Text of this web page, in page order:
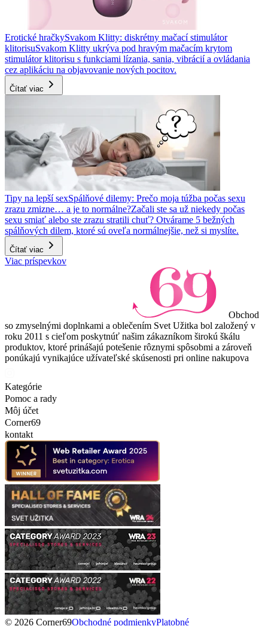
Erotické hračkySvakom Klitty: diskrétny mačací stimulátor
klitorisuSvakom Klitty ukrýva pod hravým mačacím krytom
stimulátor klitorisu s funkciami lízania, sania, vibrácií a ovládania
cez aplikáciu na objavovanie nových pocitov.
Čítať viac
Tipy na lepší sexSpálňové dilemy: Prečo moja túžba počas sexu
zrazu zmizne… a je to normálne?Začali ste sa už niekedy počas
sexu smiať alebo ste zrazu stratili chuť? Otvárame 5 bežných
spálňových dilem, ktoré sú oveľa normálnejšie, než si myslíte.
Čítať viac
Viac príspevkov
Obchod
so zmyselnými doplnkami a oblečením Svet Užitka bol založený v
roku 2011 s cieľom poskytnúť našim zákazníkom širokú škálu
produktov, ktoré prinášajú potešenie rôznymi spôsobmi a zároveň
ponúkajú vynikajúce užívateľské skúsenosti pri online nakupova
Kategórie
Pomoc a rady
Môj účet
Corner69
kontakt
© 2026 Corner69Obchodné podmienkyPlatobné